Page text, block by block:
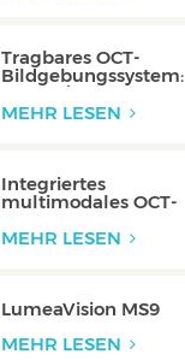
Tragbares OCT-
Bildgebungssystem:
Mobile/Mobile-E
MEHR LESEN
Integriertes
multimodales OCT-
Integriert
MEHR LESEN
LumeaVision MS9
MEHR LESEN